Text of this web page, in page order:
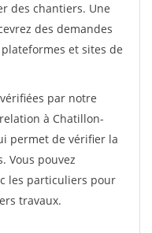
des chantiers. Une
des demandes
et sites de
par notre
à Chatillon-
permet de vérifier la
Vous pouvez
les particuliers pour
travaux.